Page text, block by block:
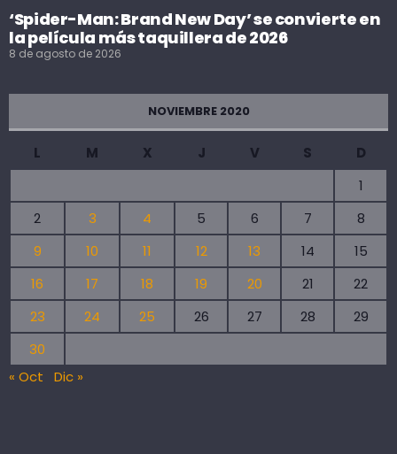
‘Spider-Man: Brand New Day’ se convierte en
la película más taquillera de 2026
8 de agosto de 2026
NOVIEMBRE 2020
L M X J V S
D
1
2
3 4 5 6 7
8
9
10 11 12 13 14
15
16
17 18 19 20 21
22
23
24 25 26 27 28
29
30
« Oct
Dic »